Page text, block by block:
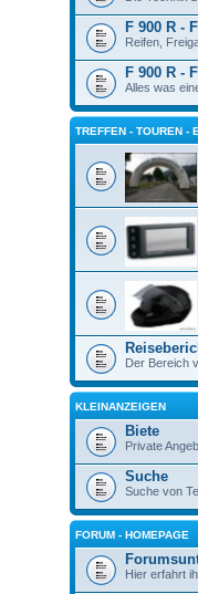
F 900 R -
Reifen,
F 900 R -
Alles was
TREFFEN - TOUREN -
Der Bereich
KLEINANZEIGEN
Biete
Private
Suche
Suche von
FORUM - HOMEPAGE
Hier erfahrt